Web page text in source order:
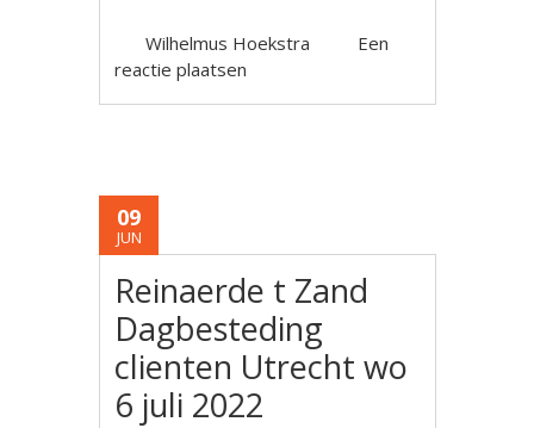
Wilhelmus Hoekstra
Een
reactie plaatsen
09
JUN
Reinaerde t Zand
Dagbesteding
clienten Utrecht wo
6 juli 2022